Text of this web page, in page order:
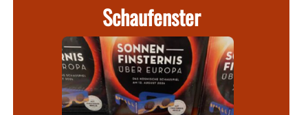
Schaufenster